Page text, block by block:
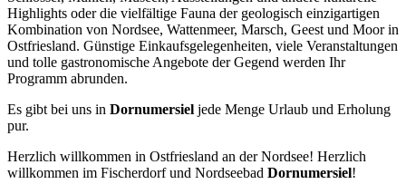
Highlights oder die vielfältige Fauna der geologisch einzigartigen
Kombination von Nordsee, Wattenmeer, Marsch, Geest und Moor in
Ostfriesland. Günstige Einkaufsgelegenheiten, viele Veranstaltungen
und tolle gastronomische Angebote der Gegend werden Ihr
Programm abrunden.
Es gibt bei uns in Dornumersiel jede Menge Urlaub und Erholung
pur.
Herzlich willkommen in Ostfriesland an der Nordsee! Herzlich
willkommen im Fischerdorf und Nordseebad Dornumersiel!